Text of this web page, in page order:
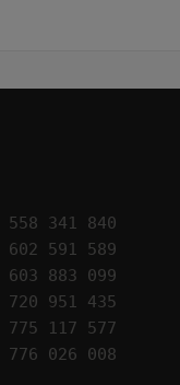
558 341 840
602 591 589
603 883 099
720 951 435
775 117 577
776 026 008